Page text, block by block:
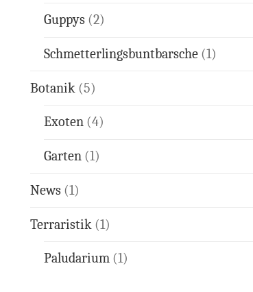
Guppys(2)
Schmetterlingsbuntbarsche(1)
Botanik(5)
Exoten(4)
Garten(1)
News(1)
Terraristik(1)
Paludarium(1)